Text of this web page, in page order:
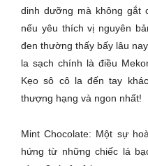
dinh dưỡng mà không gắt
nếu yêu thích vị nguyên
đen thường thấy bấy lâu
la sạch chính là điều
Kẹo sô cô la đến tay
thượng hạng và ngon nhất!
Mint Chocolate: Một sự
hứng từ những chiếc lá